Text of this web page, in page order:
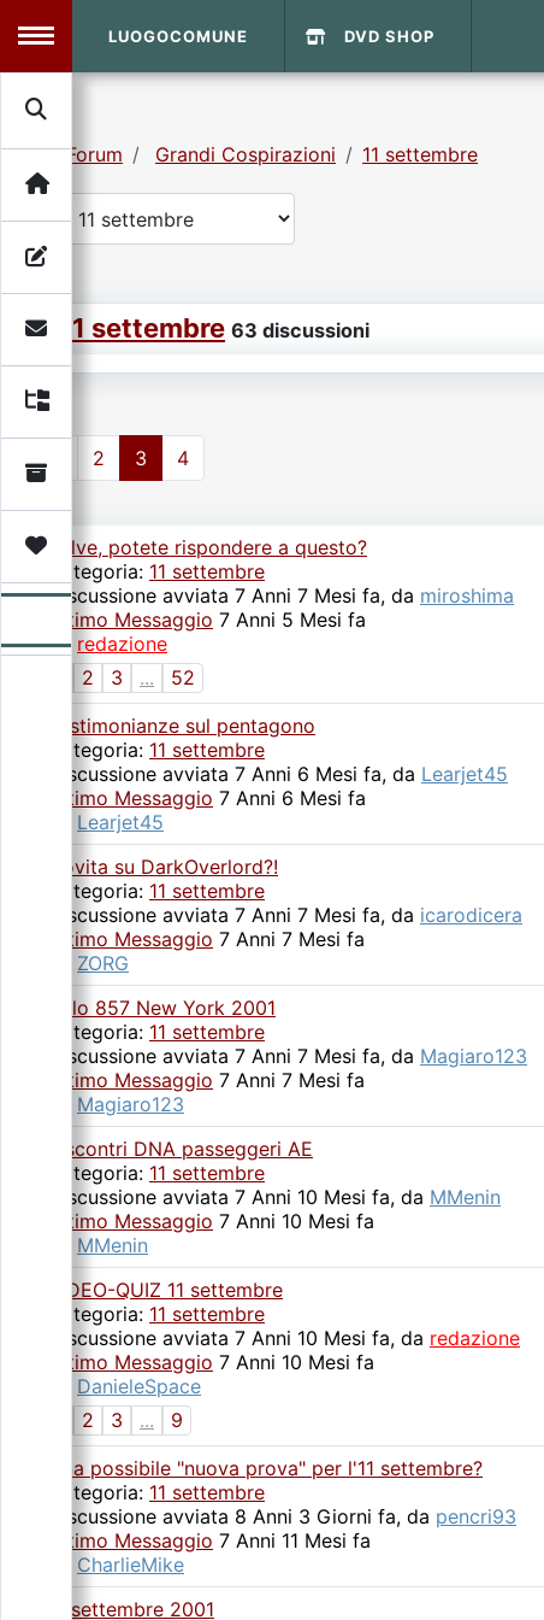
MENU
Search
Contatti
Archivio
Video
Forum
Donazione
LUOGOCOMUNE DVD SHOP
Forum Grandi Cospirazioni 11 settembre
11 settembre 63 discussioni
2 3 4
Salve, potete rispondere a questo?
Categoria: 11 settembre
Discussione avviata 7 Anni 7 Mesi fa, da miroshima
Ultimo Messaggio 7 Anni 5 Mesi fa
da redazione
2 3 ...
52
Testimonianze sul pentagono
Categoria: 11 settembre
Discussione avviata 7 Anni 6 Mesi fa, da Learjet45
Ultimo Messaggio 7 Anni 6 Mesi fa
Learjet45
Novita su DarkOverlord?!
Categoria: 11 settembre
Discussione avviata 7 Anni 7 Mesi fa, da icarodicera
Ultimo Messaggio 7 Anni 7 Mesi fa
ZORG
Volo 857 New York 2001
Categoria: 11 settembre
Discussione avviata 7 Anni 7 Mesi fa, da Magiaro123
Ultimo Messaggio 7 Anni 7 Mesi fa
Magiaro123
Riscontri DNA passeggeri AE
Categoria: 11 settembre
Discussione avviata 7 Anni 10 Mesi fa, da MMenin
Ultimo Messaggio 7 Anni 10 Mesi fa
MMenin
VIDEO-QUIZ 11 settembre
Categoria: 11 settembre
Discussione avviata 7 Anni 10 Mesi fa, da redazione
Ultimo Messaggio 7 Anni 10 Mesi fa
DanieleSpace
2 3 ...
9
Una possibile "nuova prova" per l'11 settembre?
Categoria: 11 settembre
Discussione avviata 8 Anni 3 Giorni fa, da pencri93
Ultimo Messaggio 7 Anni 11 Mesi fa
CharlieMike
11 settembre 2001